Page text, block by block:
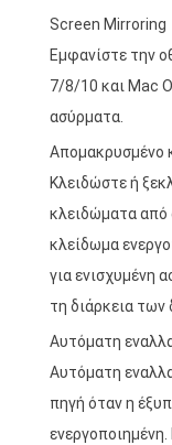
Screen Mirroring
Εμφανίστε την
7/8/10 και Mac
ασύρματα.
Απομακρυσμένο
Κλειδώστε ή
κλειδώματα από
κλείδωμα
για ενισχυμένη
τη διάρκεια
Αυτόματη
Αυτόματη
πηγή όταν η